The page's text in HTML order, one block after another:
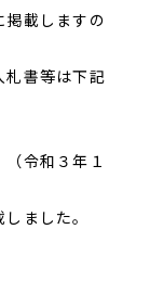
掲載しますの
札書等は下記
令和３年１
ました。